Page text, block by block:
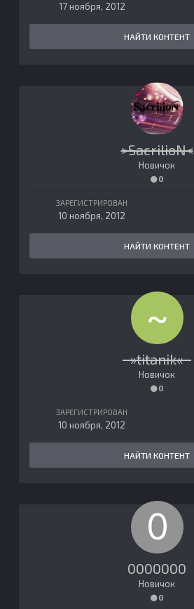
17 ноября, 2012
НАЙТИ КОНТЕНТ
>SacrilioN<
Новичок
0
ЗАРЕГИСТРИРОВАН
10 ноября, 2012
НАЙТИ КОНТЕНТ
~»titanik«~
Новичок
0
ЗАРЕГИСТРИРОВАН
10 ноября, 2012
НАЙТИ КОНТЕНТ
0000000
Новичок
0